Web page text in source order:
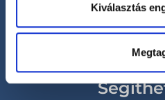
Kiválasztás